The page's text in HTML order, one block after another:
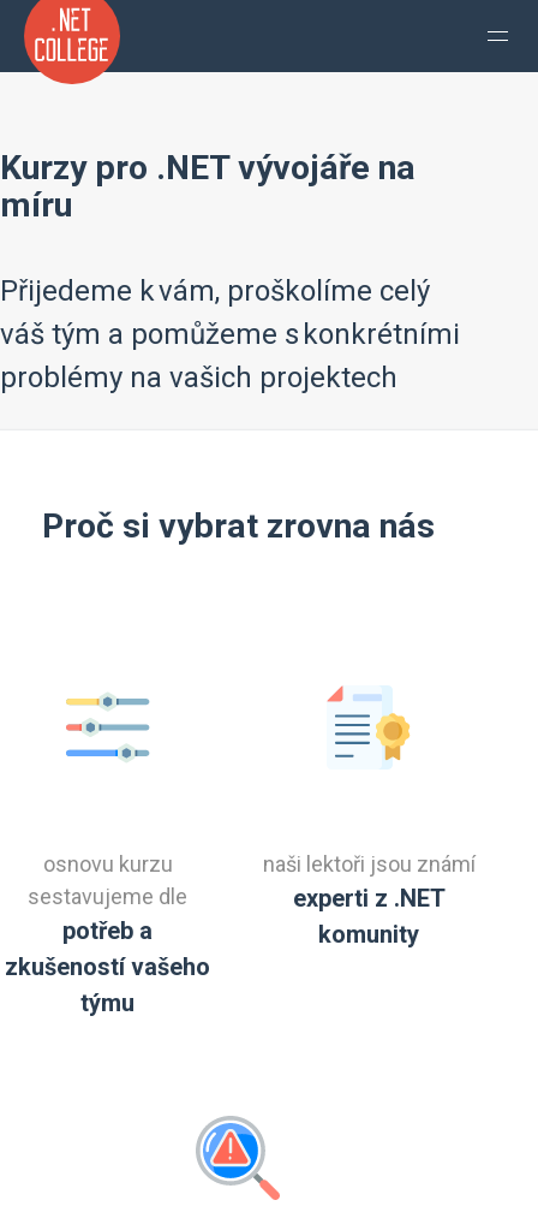
Kurzy pro .NET vývojáře na
míru
Přijedeme k vám, proškolíme celý
váš tým a pomůžeme s konkrétními
problémy na vašich projektech
Proč si vybrat zrovna nás
osnovu kurzu
sestavujeme dle
potřeb a
zkušeností vašeho
týmu
naši lektoři jsou známí
experti z .NET
komunity